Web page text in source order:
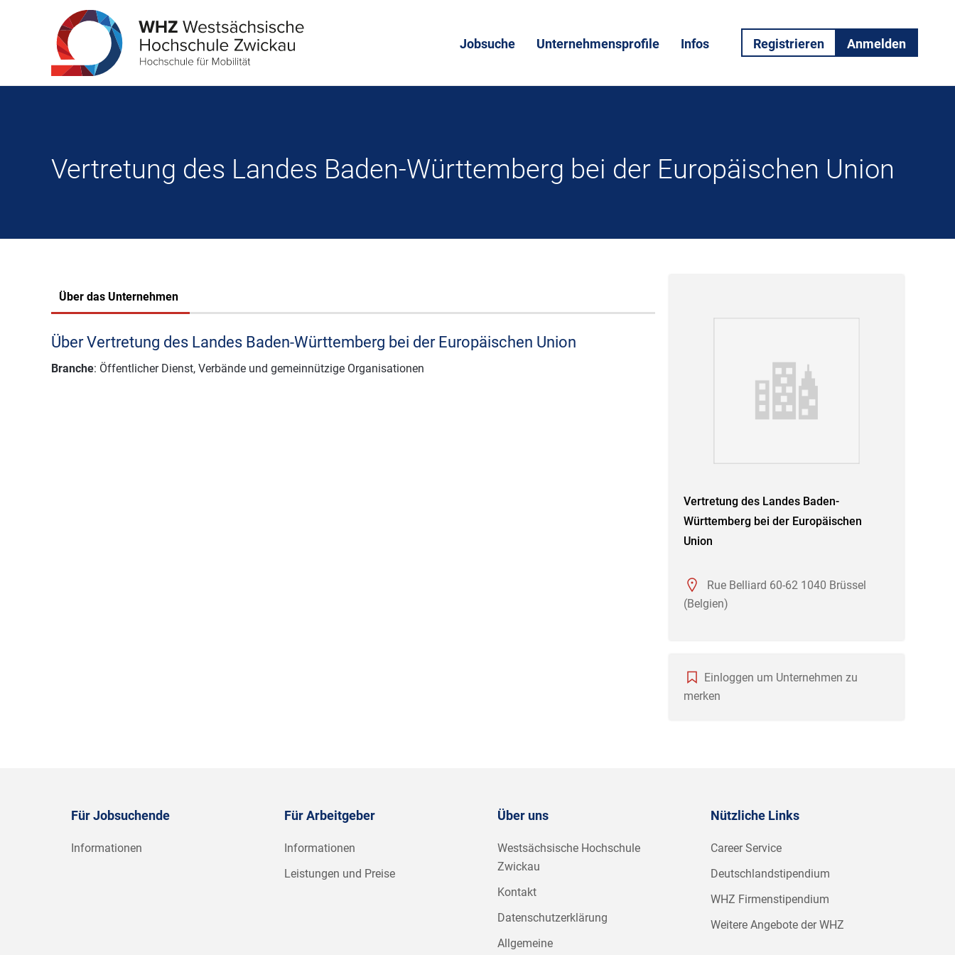
Jobsuche Unternehmensprofile Infos Registrieren Anmelden
Vertretung des Landes Baden-Württemberg bei der Europäischen Union
Über das Unternehmen
Über Vertretung des Landes Baden-Württemberg bei der Europäischen Union
Branche: Öffentlicher Dienst, Verbände und gemeinnützige Organisationen
Vertretung des Landes Baden-
Württemberg bei der Europäischen
Union
Rue Belliard 60-62 1040 Brüssel
(Belgien)
Einloggen um Unternehmen zu
merken
Für Jobsuchende
Informationen
Für Arbeitgeber
Informationen
Leistungen und Preise
Über uns
Westsächsische Hochschule
Zwickau
Kontakt
Datenschutzerklärung
Allgemeine
Nützliche Links
Career Service
Deutschlandstipendium
WHZ Firmenstipendium
Weitere Angebote der WHZ